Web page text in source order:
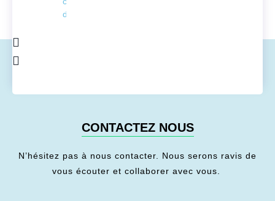
de l'énergie
CONTACTEZ NOUS
N’hésitez pas à nous contacter. Nous serons ravis de
vous écouter et collaborer avec vous.